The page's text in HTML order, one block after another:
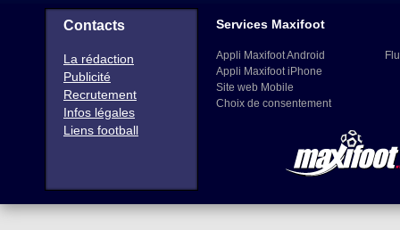
Contacts
La rédaction
Publicité
Recrutement
Infos légales
Liens football
Services Maxifoot
Appli Maxifoot Android
Appli Maxifoot iPhone
Site web Mobile
Choix de consentement